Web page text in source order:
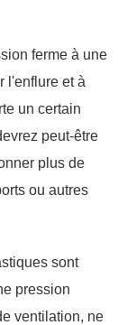
ferme à une
l'enflure et à
un certain
peut-être
plus de
ou autres
sont
pression
ventilation, ne